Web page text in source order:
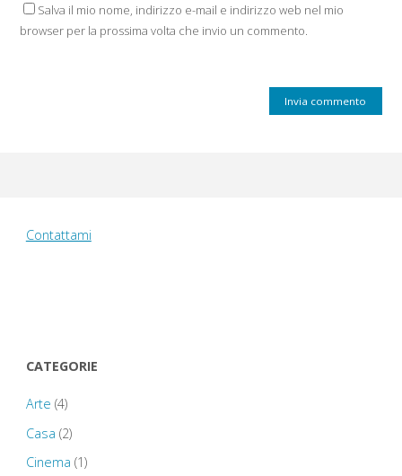
Salva il mio nome, indirizzo e-mail e indirizzo web nel mio
browser per la prossima volta che invio un commento.
Contattami
CATEGORIE
Arte (4)
Casa (2)
Cinema (1)